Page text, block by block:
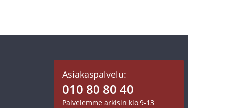
Asiakaspalvelu:
010 80 80 40
Palvelemme arkisin klo 9-13